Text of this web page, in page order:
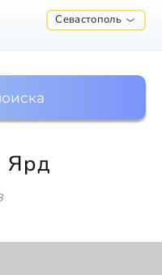
Севастополь
Ярд